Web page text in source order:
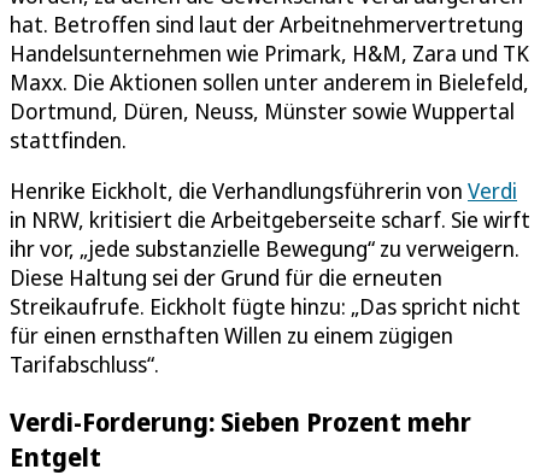
hat. Betroffen sind laut der Arbeitnehmervertretung
Handelsunternehmen wie Primark, H&M, Zara und TK
Maxx. Die Aktionen sollen unter anderem in Bielefeld,
Dortmund, Düren, Neuss, Münster sowie Wuppertal
stattfinden.
Henrike Eickholt, die Verhandlungsführerin von Verdi
in NRW, kritisiert die Arbeitgeberseite scharf. Sie wirft
ihr vor, „jede substanzielle Bewegung“ zu verweigern.
Diese Haltung sei der Grund für die erneuten
Streikaufrufe. Eickholt fügte hinzu: „Das spricht nicht
für einen ernsthaften Willen zu einem zügigen
Tarifabschluss“.
Verdi-Forderung: Sieben Prozent mehr
Entgelt